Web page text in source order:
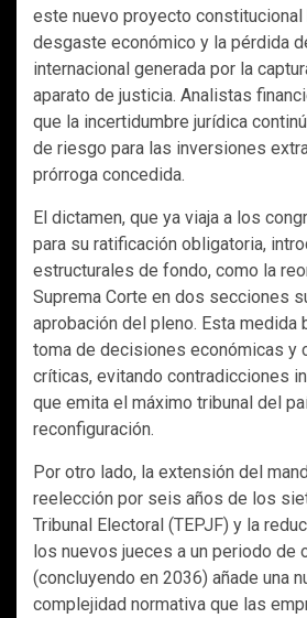
este nuevo proyecto
desgaste económico y la pérdida
internacional generada por la
aparato de justicia. Analistas
que la incertidumbre jurídica
de riesgo para las inversiones
prórroga concedida.
El dictamen, que ya viaja a los
para su ratificación obligatoria,
estructurales de fondo, como la
Suprema Corte en dos secciones
aprobación del pleno. Esta medida
toma de decisiones económicas y
críticas, evitando contradicciones
que emita el máximo tribunal del
reconfiguración.
Por otro lado, la extensión del
reelección por seis años de los
Tribunal Electoral (TEPJF) y la
los nuevos jueces a un periodo de
(concluyendo en 2036) añade una
complejidad normativa que las